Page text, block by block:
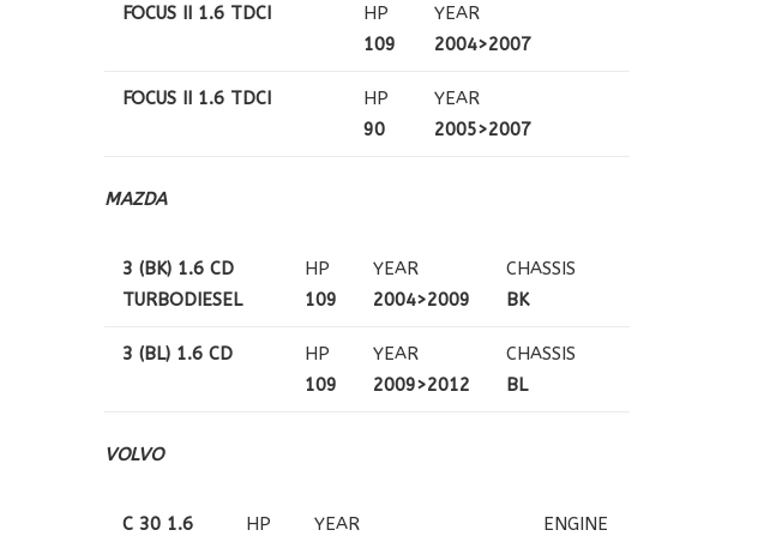
FOCUS II 1.6 TDCI
HP
109
YEAR
2004>2007
FOCUS II 1.6 TDCI
HP
90
YEAR
2005>2007
MAZDA
3 (BK) 1.6 CD
TURBODIESEL
HP
109
YEAR
2004>2009
CHASSIS
BK
3 (BL) 1.6 CD
HP
109
YEAR
2009>2012
CHASSIS
BL
VOLVO
C 30 1.6
HP
YEAR
ENGINE